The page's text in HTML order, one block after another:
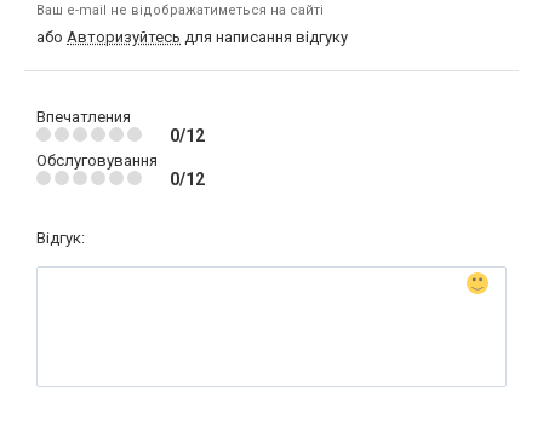
Ваш e-mail не відображатиметься на сайті
або Авторизуйтесь для написання відгуку
Впечатления
0/12
Обслуговування
0/12
Відгук: